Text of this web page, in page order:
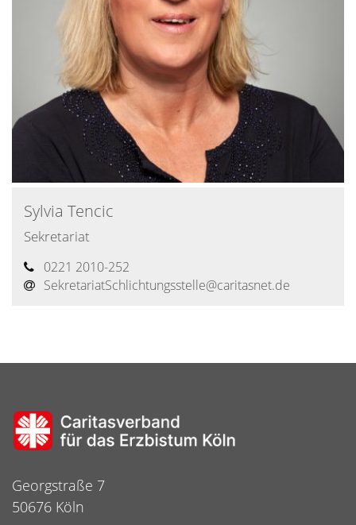
Sylvia Tencic
Sekretariat
0221 2010-252
SekretariatSchlichtungsstelle@​caritasnet.de
Georgstraße 7
50676 Köln